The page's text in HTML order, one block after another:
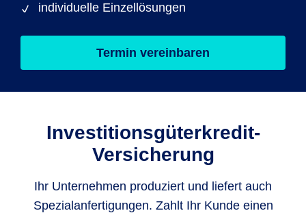
individuelle Einzellösungen
Termin vereinbaren
Investitionsgüterkredit-
Versicherung
Ihr Unternehmen produziert und liefert auch
Spezialanfertigungen. Zahlt Ihr Kunde einen